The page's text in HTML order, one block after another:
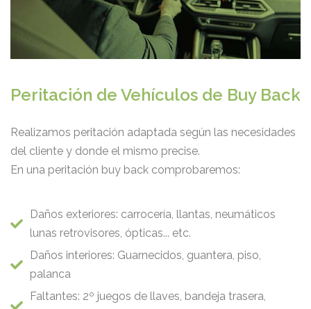
Peritación de Vehículos de Buy Back
Realizamos peritación adaptada según las necesidades
del cliente y donde el mismo precise.
En una peritación buy back comprobaremos:
Daños exteriores: carrocería, llantas, neumáticos
lunas retrovisores, ópticas... etc.
Daños interiores: Guarnecidos, guantera, piso,
palanca
Faltantes: 2º juegos de llaves, bandeja trasera,